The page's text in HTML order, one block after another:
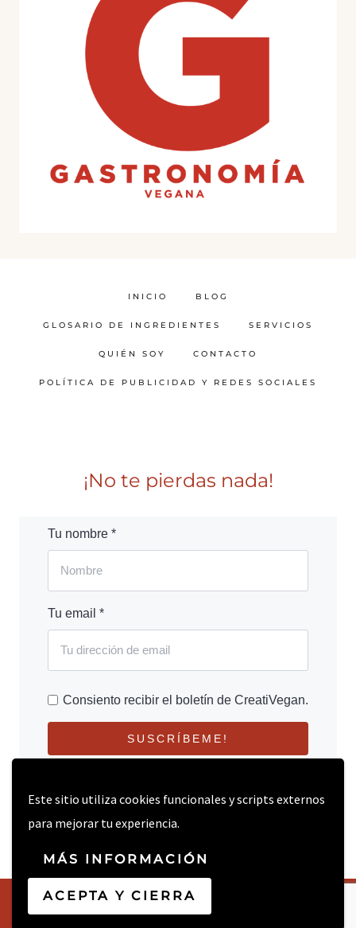
Este sitio utiliza cookies funcionales y scripts externos
para mejorar tu experiencia.
MÁS INFORMACIÓN
ACEPTA Y CIERRA
INICIO BLOG
GLOSARIO DE INGREDIENTES SERVICIOS
QUIÉN SOY CONTACTO
POLÍTICA DE PUBLICIDAD Y REDES SOCIALES
¡No te pierdas nada!
Tu nombre *
Tu email *
Consiento recibir el boletín de CreatiVegan.
SUSCRÍBEME!
© 2026 CREATIVEGAN.NET